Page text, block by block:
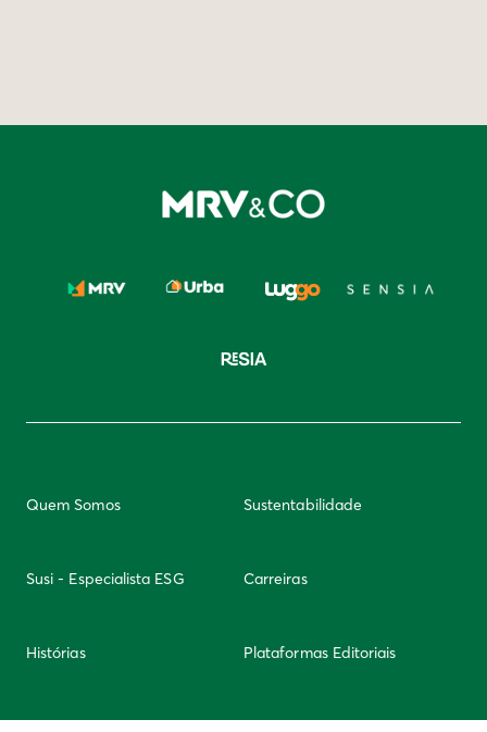
Quem Somos Sustentabilidade
Susi - Especialista ESG Carreiras
Histórias Plataformas Editoriais
Newsletter Integridade